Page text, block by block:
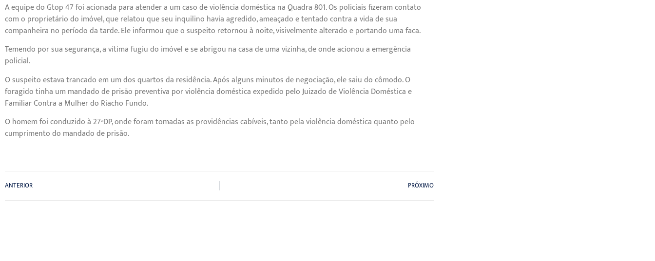
A equipe do Gtop 47 foi acionada para atender a um caso de violência doméstica na Quadra 801. Os policiais fizeram contato
com o proprietário do imóvel, que relatou que seu inquilino havia agredido, ameaçado e tentado contra a vida de sua
companheira no período da tarde. Ele informou que o suspeito retornou à noite, visivelmente alterado e portando uma faca.
Temendo por sua segurança, a vítima fugiu do imóvel e se abrigou na casa de uma vizinha, de onde acionou a emergência
policial.
O suspeito estava trancado em um dos quartos da residência. Após alguns minutos de negociação, ele saiu do cômodo. O
foragido tinha um mandado de prisão preventiva por violência doméstica expedido pelo Juizado de Violência Doméstica e
Familiar Contra a Mulher do Riacho Fundo.
O homem foi conduzido à 27ªDP, onde foram tomadas as providências cabíveis, tanto pela violência doméstica quanto pelo
cumprimento do mandado de prisão.
ANTERIOR PRÓXIMO